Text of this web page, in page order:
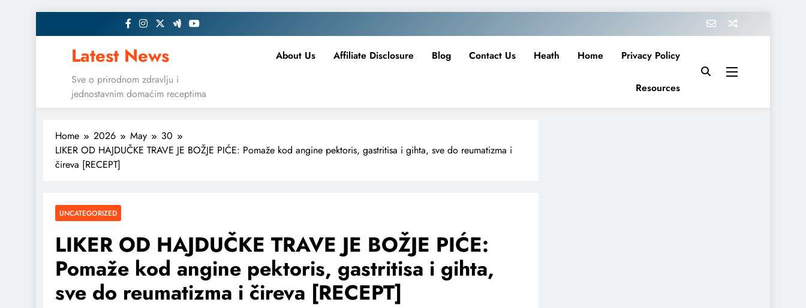
to
Latest News
Sve o prirodnom zdravlju i
jednostavnim domaćim receptima
About Us Affiliate Disclosure Blog Contact Us Heath Home Privacy Policy
Resources
Home 2026 May
30
LIKER OD HAJDUČKE TRAVE JE BOŽJE PIĆE: Pomaže kod angine pektoris, gastritisa i gihta, sve do reumatizma i
čireva [RECEPT]
UNCATEGORIZED
LIKER OD HAJDUČKE TRAVE JE BOŽJE PIĆE:
Pomaže kod angine pektoris, gastritisa i gihta,
sve do reumatizma i čireva [RECEPT]